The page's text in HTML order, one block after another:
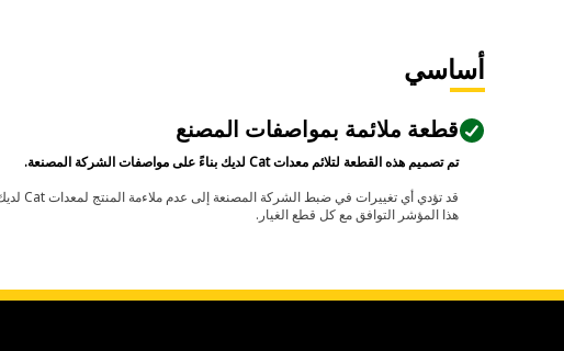
أساسي
قطعة ملائمة بمواصفات المصنع
تم تصميم هذه القطعة لتلائم معدات Cat لديك بناءً على مواصفات الشركة المصنعة.
هذا المؤشر التوافق مع كل قطع الغيار.